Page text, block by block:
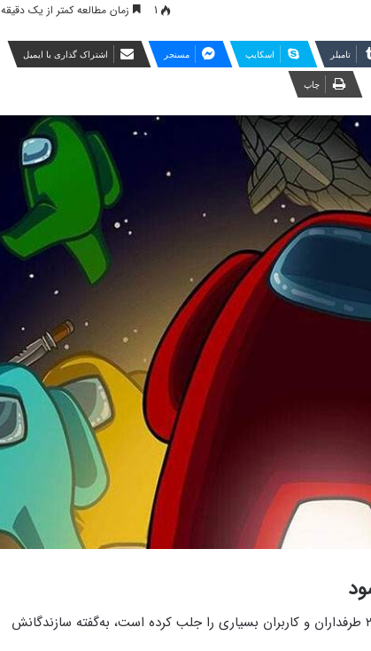
1 زمان مطالعه کمتر از یک دقیقه
تامبلر اسکایپ مسنجر اشتراک گذاری با ایمیل
چاپ
این بازی که از زمان انتشارش در زمستان سال ۲۰۲۲ طرفداران و کاربران بسیاری را جلب کرده است، به‌گفته سازندگانش